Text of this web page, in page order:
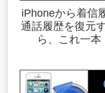
iPhoneから着信
通話履歴を復元
ら、これ一本